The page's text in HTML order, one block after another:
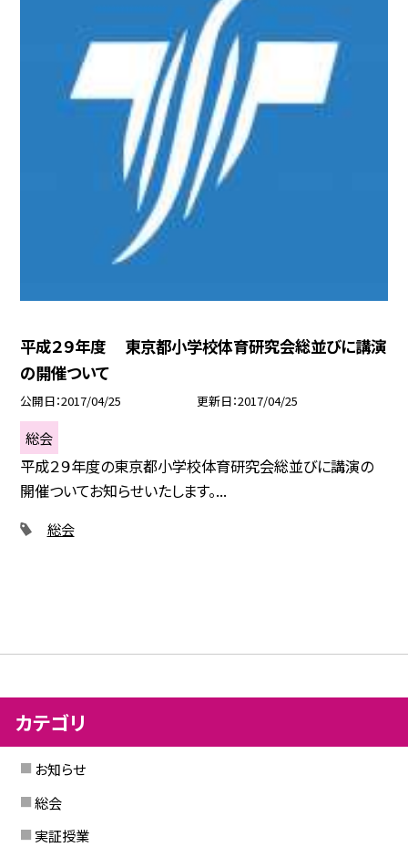
平成２９年度 東京都小学校体育研究会総並びに講演
の開催ついて
公開日 2017/04/25 更新日 2017/04/25
総会
平成２９年度の東京都小学校体育研究会総並びに講演の
開催ついてお知らせいたします。...
総会
カテゴリ
お知らせ
総会
実証授業